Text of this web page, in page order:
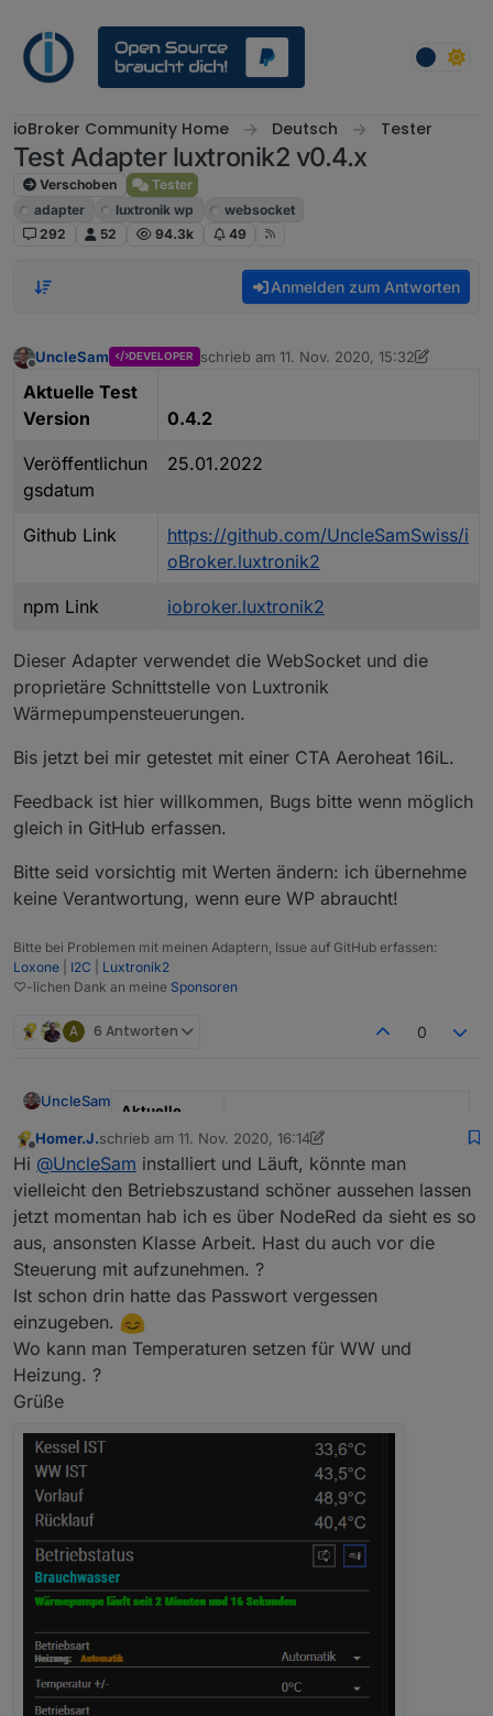
ioBroker Community Home Deutsch Tester
Test Adapter luxtronik2 v0.4.x
Verschoben
Tester
adapter
luxtronik wp
websocket
292
52 94.3k 49
Anmelden zum Antworten
Offline
UncleSam DEVELOPER schrieb am 11. Nov. 2020, 15:32
zuletzt editiert von UncleSam
Aktuelle Test
Version
0.4.2
Veröffentlichun
gsdatum
25.01.2022
Github Link
https://github.com/UncleSamSwiss/i
oBroker.luxtronik2
npm Link iobroker.luxtronik2
Dieser Adapter verwendet die WebSocket und die
proprietäre Schnittstelle von Luxtronik
Wärmepumpensteuerungen.
Bis jetzt bei mir getestet mit einer CTA Aeroheat 16iL.
Feedback ist hier willkommen, Bugs bitte wenn möglich
gleich in GitHub erfassen.
Bitte seid vorsichtig mit Werten ändern: ich übernehme
keine Verantwortung, wenn eure WP abraucht!
Bitte bei Problemen mit meinen Adaptern, Issue auf GitHub erfassen:
Loxone
I2C
Luxtronik2
♡-lichen Dank an meine Sponsoren
A 6 Antworten 0
UncleSam
Aktuelle
Test Version
0.4.2
Veröffentlich
ungsdatum
25.01.2022
ss/ioBroker.luxtronik2
npm Link iobroker.luxtronik2
Dieser Adapter verwendet die WebSocket und die
proprietäre Schnittstelle von Luxtronik
möglich gleich in GitHub erfassen.
Bitte seid vorsichtig mit Werten ändern: ich
übernehme keine Verantwortung, wenn eure WP
Offline
Homer.J.schrieb am 11. Nov. 2020, 16:14
zuletzt editiert von Homer.J. 11. Nov. 2020, 18:24
Hi @UncleSam installiert und Läuft, könnte man
vielleicht den Betriebszustand schöner aussehen lassen
jetzt momentan hab ich es über NodeRed da sieht es so
aus, ansonsten Klasse Arbeit. Hast du auch vor die
Steuerung mit aufzunehmen. ?
Ist schon drin hatte das Passwort vergessen
einzugeben.
Wo kann man Temperaturen setzen für WW und
Heizung. ?
Grüße